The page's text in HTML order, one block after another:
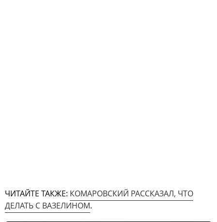
ЧИТАЙТЕ ТАКЖЕ: КОМАРОВСКИЙ РАССКАЗАЛ, ЧТО
ДЕЛАТЬ С ВАЗЕЛИНОМ.